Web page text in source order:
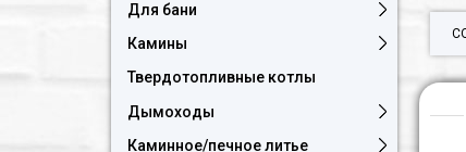
Для бани
Камины
Твердотопливные котлы
Дымоходы
Каминное/печное литье